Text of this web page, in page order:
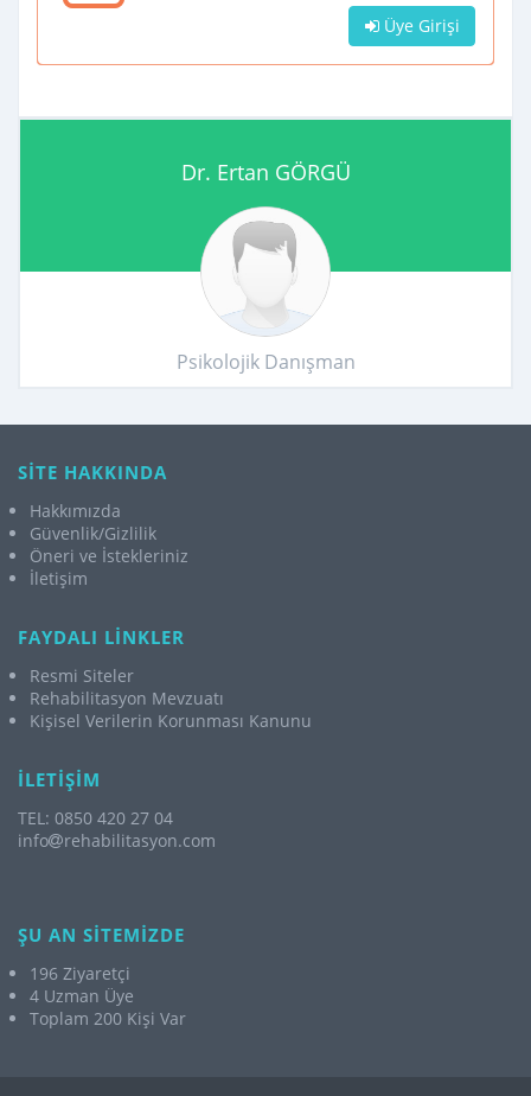
Üye Girişi
Dr. Ertan GÖRGÜ
Psikolojik Danışman
SİTE HAKKINDA
Hakkımızda
Güvenlik/Gizlilik
Öneri ve İstekleriniz
İletişim
FAYDALI LİNKLER
Resmi Siteler
Rehabilitasyon Mevzuatı
Kişisel Verilerin Korunması Kanunu
İLETİŞİM
TEL: 0850 420 27 04
info
rehabilitasyon.com
ŞU AN SİTEMİZDE
196 Ziyaretçi
4 Uzman Üye
Toplam 200 Kişi Var